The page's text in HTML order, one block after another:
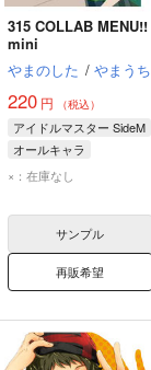
315 COLLAB MENU!!
mini
やまのした / やまうち
220 円 （税込）
アイドルマスター SideM
オールキャラ
×：在庫なし
サンプル
再販希望